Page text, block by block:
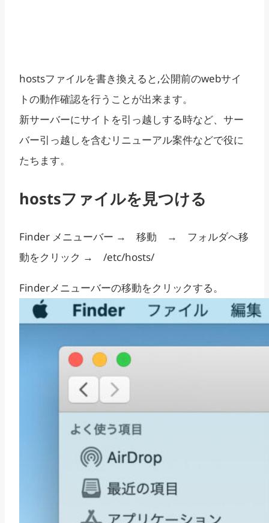
hostsファイルを書き換えると,公開前のwebサイ
トの動作確認を行うことが出来ます。
新サーバーにサイトを引っ越しする時など、サー
バー引っ越しを含むリニューアル案件などで役に
たちます。
hostsファイルを見つける
Finder メニューバー → 移動 → フォルダへ移
動をクリック → /etc/hosts/
Finderメニューバーの移動をクリックする。